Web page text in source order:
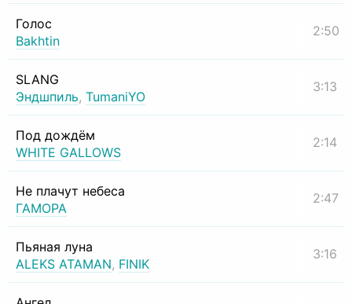
Голос
Bakhtin
2:50
SLANG
Эндшпиль, TumaniYO
3:13
Под дождём
WHITE GALLOWS
2:14
Не плачут небеса
ГАМОРА
2:47
Пьяная луна
ALEKS ATAMAN, FINIK
3:16